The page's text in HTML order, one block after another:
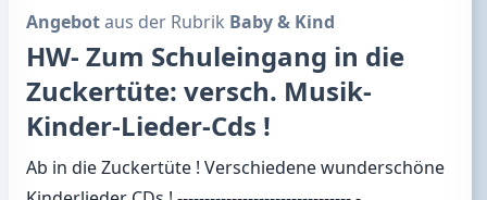
Angebotaus der Rubrik Baby & Kind
HW- Zum Schuleingang in die
Zuckertüte: versch. Musik-
Kinder-Lieder-Cds !
Ab in die Zuckertüte ! Verschiedene wunderschöne